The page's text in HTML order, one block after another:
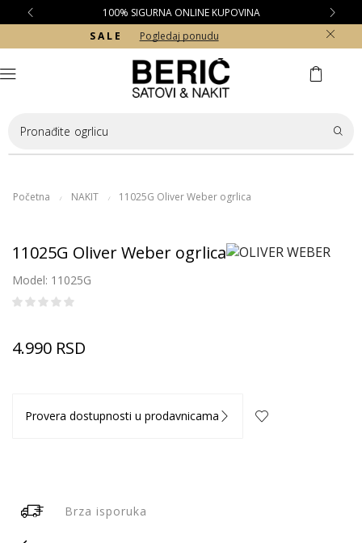
100% SIGURNA ONLINE KUPOVINA
S A L E
Pogledaj ponudu
Pronađite ogrlicu
Početna / NAKIT / 11025G Oliver Weber ogrlica
11025G Oliver Weber ogrlica
Model: 11025G
4.990 RSD
Provera dostupnosti u prodavnicama
Brza isporuka